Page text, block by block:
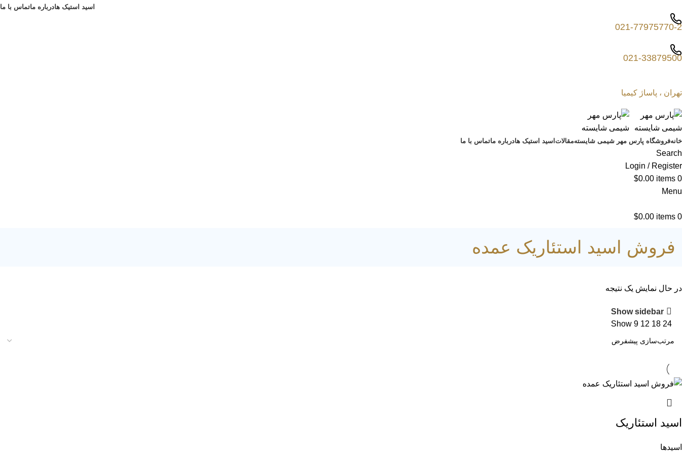
اسید استیک هادرباره ماتماس با ما
021-77975770-2
021-33879500
تهران ، پاساژ کیمیا
خانهفروشگاه پارس مهر شیمی شایستهمقالات اسید استیک هادرباره ماتماس با ما
Search
Login / Register
0
items
$0.00
Menu
0
items
$0.00
فروش اسید استئاریک عمده
در حال نمایش یک نتیجه
Show sidebar
Show 9 12 18 24
اسید استئاریک
اسیدها